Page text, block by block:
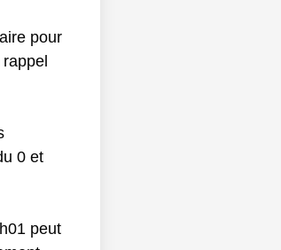
pour
0 et
peut